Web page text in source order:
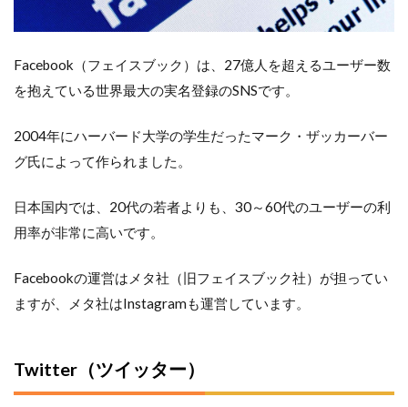
Facebook（フェイスブック）は、27億人を超えるユーザー数
を抱えている世界最大の実名登録のSNSです。
2004年にハーバード大学の学生だったマーク・ザッカーバー
グ氏によって作られました。
日本国内では、20代の若者よりも、30～60代のユーザーの利
用率が非常に高いです。
Facebookの運営はメタ社（旧フェイスブック社）が担ってい
ますが、メタ社はInstagramも運営しています。
Twitter（ツイッター）